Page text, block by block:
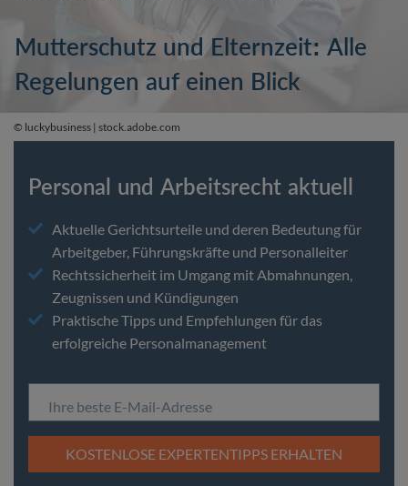
Mutterschutz und Elternzeit: Alle
Regelungen auf einen Blick
© luckybusiness | stock.adobe.com
Personal und Arbeitsrecht aktuell
Aktuelle Gerichtsurteile und deren Bedeutung für
Arbeitgeber, Führungskräfte und Personalleiter
Rechtssicherheit im Umgang mit Abmahnungen,
Zeugnissen und Kündigungen
Praktische Tipps und Empfehlungen für das
erfolgreiche Personalmanagement
Ihre beste E-Mail-Adresse
KOSTENLOSE EXPERTENTIPPS ERHALTEN